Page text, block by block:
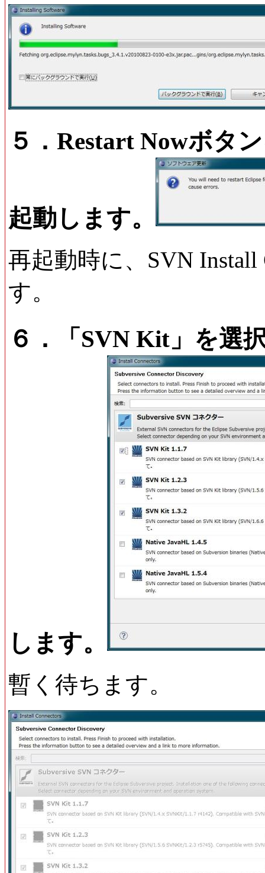
５．Restart Nowボタ
起動します。
再起動時に、SVN
す。
６．「SVN Kit」を選
します。
暫く待ちます。